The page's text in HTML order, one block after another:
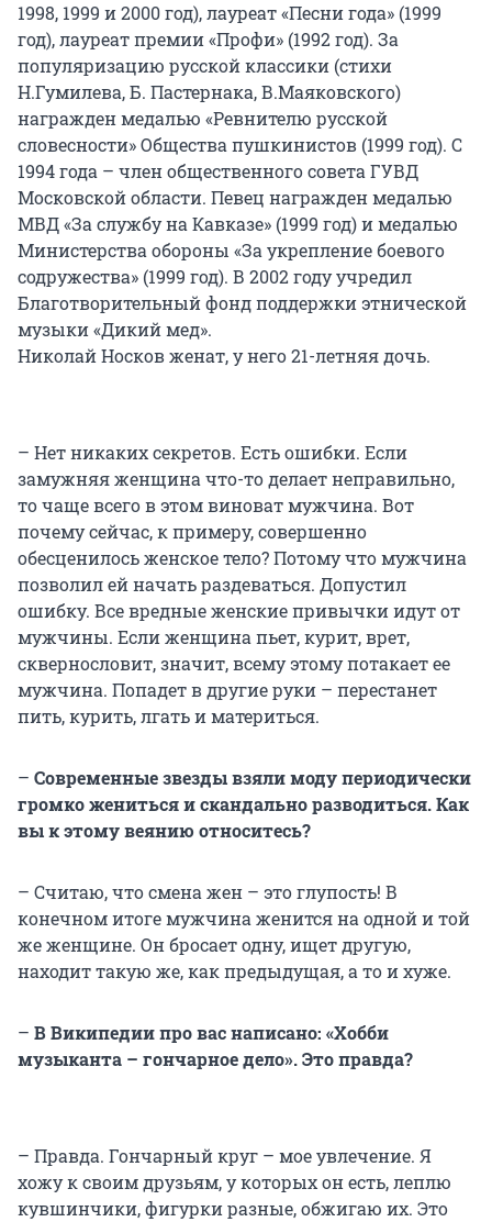
1998, 1999 и 2000 год), лауреат «Песни года» (1999
год), лауреат премии «Профи» (1992 год). За
популяризацию русской классики (стихи
Н.Гумилева, Б. Пастернака, В.Маяковского)
награжден медалью «Ревнителю русской
словесности» Общества пушкинистов (1999 год). С
1994 года – член общественного совета ГУВД
Московской области. Певец награжден медалью
МВД «За службу на Кавказе» (1999 год) и медалью
Министерства обороны «За укрепление боевого
содружества» (1999 год). В 2002 году учредил
Благотворительный фонд поддержки этнической
музыки «Дикий мед».
Николай Носков женат, у него 21-летняя дочь.
– Нет никаких секретов. Есть ошибки. Если
замужняя женщина что-то делает неправильно,
то чаще всего в этом виноват мужчина. Вот
почему сейчас, к примеру, совершенно
обесценилось женское тело? Потому что мужчина
позволил ей начать раздеваться. Допустил
ошибку. Все вредные женские привычки идут от
мужчины. Если женщина пьет, курит, врет,
сквернословит, значит, всему этому потакает ее
мужчина. Попадет в другие руки – перестанет
пить, курить, лгать и материться.
– Современные звезды взяли моду периодически
громко жениться и скандально разводиться. Как
вы к этому веянию относитесь?
– Считаю, что смена жен – это глупость! В
конечном итоге мужчина женится на одной и той
же женщине. Он бросает одну, ищет другую,
находит такую же, как предыдущая, а то и хуже.
– В Википедии про вас написано: «Хобби
музыканта – гончарное дело». Это правда?
– Правда. Гончарный круг – мое увлечение. Я
хожу к своим друзьям, у которых он есть, леплю
кувшинчики, фигурки разные, обжигаю их. Это